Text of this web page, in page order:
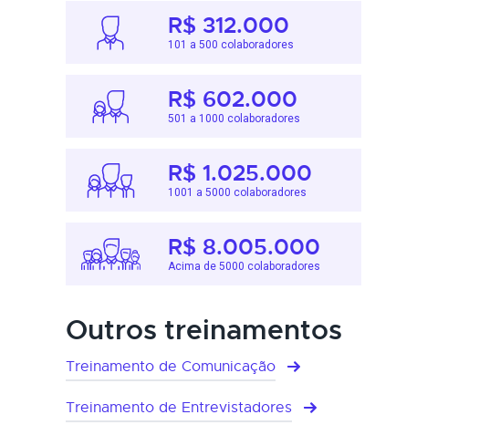
R$ 312.000
101 a 500 colaboradores
R$ 602.000
501 a 1000 colaboradores
R$ 1.025.000
1001 a 5000 colaboradores
R$ 8.005.000
Acima de 5000 colaboradores
Outros treinamentos
Treinamento de Comunicação
Treinamento de Entrevistadores